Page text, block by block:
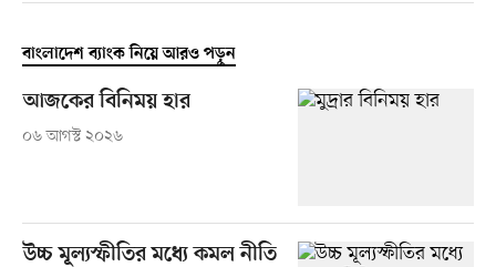
বাংলাদেশ ব্যাংক নিয়ে আরও পড়ুন
আজকের বিনিময় হার
০৬ আগস্ট ২০২৬
উচ্চ মূল্যস্ফীতির মধ্যে কমল নীতি